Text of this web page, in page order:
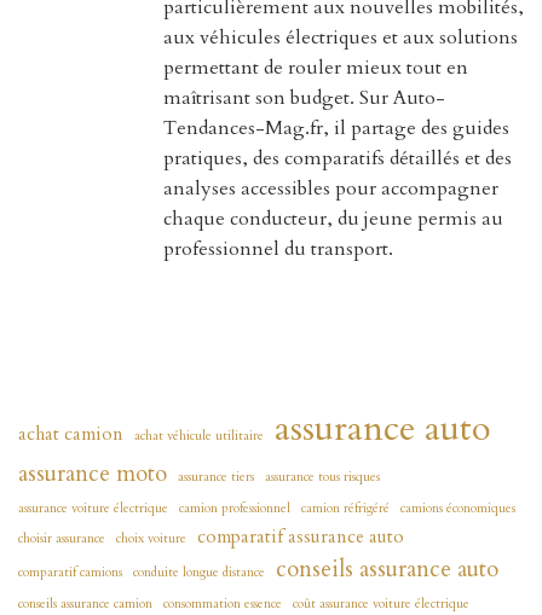
particulièrement aux nouvelles mobilités,
aux véhicules électriques et aux solutions
permettant de rouler mieux tout en
maîtrisant son budget. Sur Auto-
Tendances-Mag.fr, il partage des guides
pratiques, des comparatifs détaillés et des
analyses accessibles pour accompagner
chaque conducteur, du jeune permis au
professionnel du transport.
achat camion achat véhicule utilitaire assurance auto
assurance moto assurance tiers assurance tous risques
assurance voiture électrique
camion professionnel camion réfrigéré
camions économiques
choisir assurance
choix voiture comparatif assurance auto
comparatif camions conduite longue distance conseils assurance auto
conseils assurance camion consommation essence coût assurance voiture électrique